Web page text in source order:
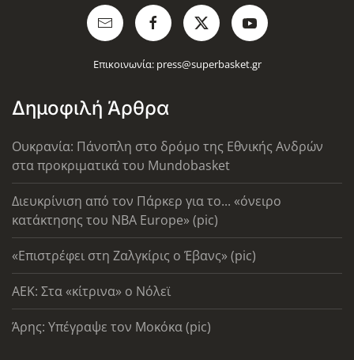
Επικοινωνία: press@superbasket.gr
Δημοφιλή Άρθρα
Ουκρανία: Πάνοπλη στο δρόμο της Εθνικής Ανδρών
στα προκριματικά του Mundobasket
Διευκρίνιση από τον Πάρκερ για το... «όνειρο
κατάκτησης του ΝΒΑ Europe» (pic)
«Επιστρέφει στη Ζαλγκίρις ο Έβανς» (pic)
AEK: Στα «κίτρινα» ο Νόλεϊ
Άρης: Υπέγραψε τον Μοκόκα (pic)